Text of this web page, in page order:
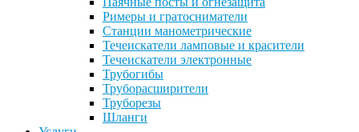
Римеры и гратосниматели
Станции манометрические
Течеискатели ламповые и красители
Течеискатели электронные
Трубогибы
Труборасширители
Труборезы
Шланги